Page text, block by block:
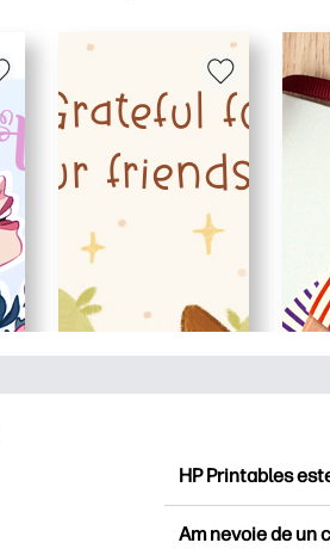
HP Printables
Am nevoie de un